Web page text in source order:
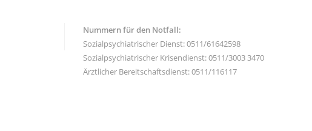
Nummern für den Notfall:
Sozialpsychiatrischer Dienst: 0511/61642598
Sozialpsychiatrischer Krisendienst: 0511/3003 3470
Ärztlicher Bereitschaftsdienst: 0511/116117